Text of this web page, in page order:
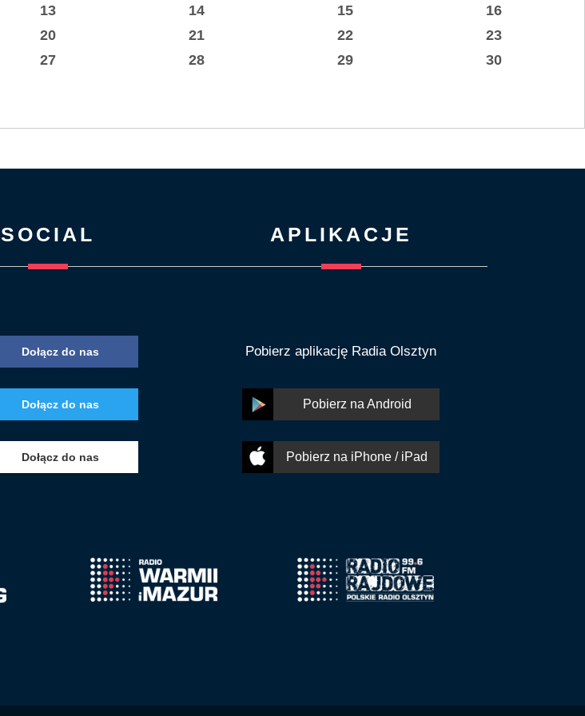
13 14 15
16
20 21 22
23
27 28 29
30
SOCIAL
Dołącz do nas
Dołącz do nas
Dołącz do nas
APLIKACJE
Pobierz aplikację Radia Olsztyn
Pobierz na Android
Pobierz na iPhone / iPad